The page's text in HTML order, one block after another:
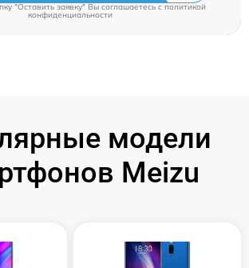
"Оставить заявку" Вы соглашаетесь cполитикой
конфиденциальности
модели
Meizu